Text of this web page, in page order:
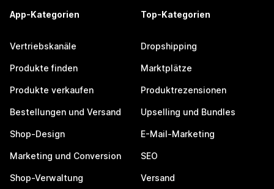
App-Kategorien
Vertriebskanäle
Produkte finden
Produkte verkaufen
Bestellungen und Versand
Shop-Design
Marketing und Conversion
Shop-Verwaltung
Top-Kategorien
Dropshipping
Marktplätze
Produktrezensionen
Upselling und Bundles
E-Mail-Marketing
SEO
Versand